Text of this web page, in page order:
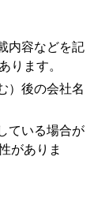
内容などを記
ます。
）後の会社名
ている場合が
がありま